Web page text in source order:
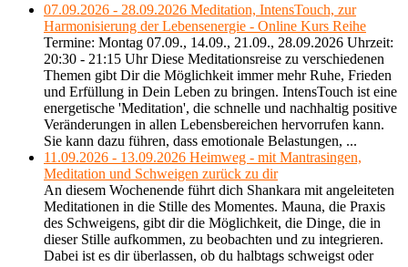
07.09.2026 - 28.09.2026 Meditation, IntensTouch, zur
Harmonisierung der Lebensenergie - Online Kurs Reihe
Termine: Montag 07.09., 14.09., 21.09., 28.09.2026 Uhrzeit:
20:30 - 21:15 Uhr Diese Meditationsreise zu verschiedenen
Themen gibt Dir die Möglichkeit immer mehr Ruhe, Frieden
und Erfüllung in Dein Leben zu bringen. IntensTouch ist eine
energetische 'Meditation', die schnelle und nachhaltig positive
Veränderungen in allen Lebensbereichen hervorrufen kann.
Sie kann dazu führen, dass emotionale Belastungen, ...
11.09.2026 - 13.09.2026 Heimweg - mit Mantrasingen,
Meditation und Schweigen zurück zu dir
An diesem Wochenende führt dich Shankara mit angeleiteten
Meditationen in die Stille des Momentes. Mauna, die Praxis
des Schweigens, gibt dir die Möglichkeit, die Dinge, die in
dieser Stille aufkommen, zu beobachten und zu integrieren.
Dabei ist es dir überlassen, ob du halbtags schweigst oder